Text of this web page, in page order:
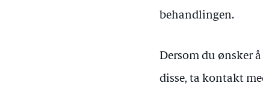
behandlingen.
Dersom du ønsker
disse, ta kontakt